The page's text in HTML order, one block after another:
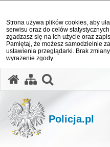
Strona używa plików cookies, aby
serwisu oraz do celów
zgadzasz się na ich użycie oraz
Pamiętaj, że możesz samodzielnie
ustawienia przeglądarki. Brak
wyrażenie zgody.
Policja.pl